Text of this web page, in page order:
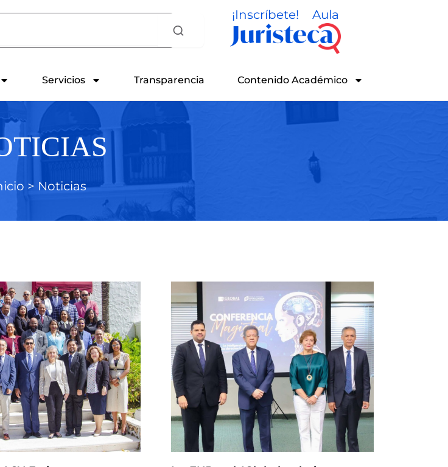
¡Inscríbete! Aula
Servicios Transparencia Contenido Académico
> Noticias
PagePagePagePage